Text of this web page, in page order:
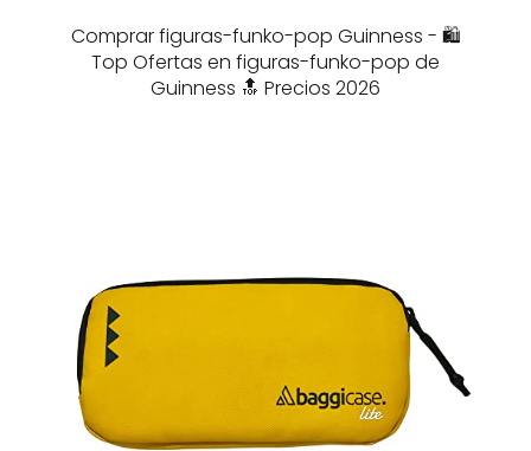
Comprar figuras-funko-pop Guinness - 🛍️
Top Ofertas en figuras-funko-pop de
Guinness 🔝 Precios 2026